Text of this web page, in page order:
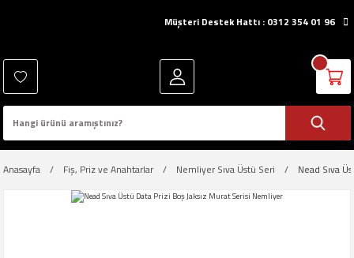
Müşteri Destek Hattı : 0312 354 01 96
Anasayfa Fiş, Priz ve Anahtarlar Nemliyer Sıva Üstü Seri Nead Sıva